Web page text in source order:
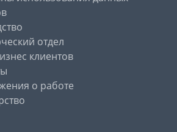
отдел
клиентов
о работе